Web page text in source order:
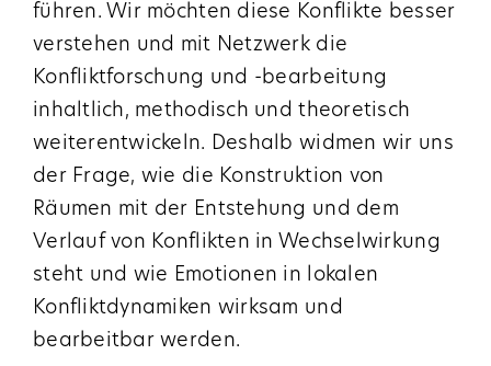
führen. Wir möchten diese Konflikte besser
verstehen und mit Netzwerk die
Konfliktforschung und -bearbeitung
inhaltlich, methodisch und theoretisch
weiterentwickeln. Deshalb widmen wir uns
der Frage, wie die Konstruktion von
Räumen mit der Entstehung und dem
Verlauf von Konflikten in Wechselwirkung
steht und wie Emotionen in lokalen
Konfliktdynamiken wirksam und
bearbeitbar werden.